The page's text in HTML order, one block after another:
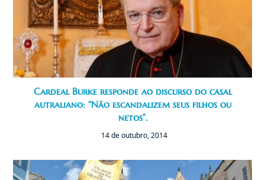
Cardeal Burke responde ao discurso do casal
autraliano: “Não escandalizem seus filhos ou
netos”.
14 de outubro, 2014